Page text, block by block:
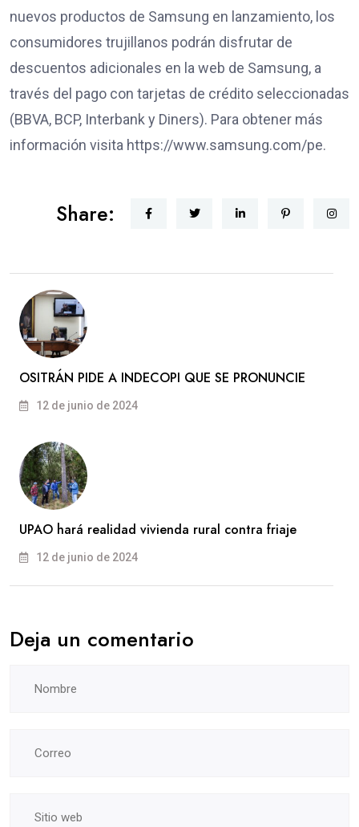
nuevos productos de Samsung en lanzamiento, los
consumidores trujillanos podrán disfrutar de
descuentos adicionales en la web de Samsung, a
través del pago con tarjetas de crédito seleccionadas
(BBVA, BCP, Interbank y Diners). Para obtener más
información visita https://www.samsung.com/pe.
Share:
OSITRÁN PIDE A INDECOPI QUE SE PRONUNCIE
12 de junio de 2024
UPAO hará realidad vivienda rural contra friaje
12 de junio de 2024
Deja un comentario